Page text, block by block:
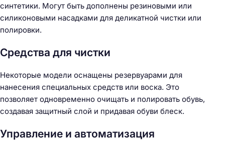
синтетики. Могут быть дополнены резиновыми или
силиконовыми насадками для деликатной чистки или
полировки.
Средства для чистки
Некоторые модели оснащены резервуарами для
нанесения специальных средств или воска. Это
позволяет одновременно очищать и полировать обувь,
создавая защитный слой и придавая обуви блеск.
Управление и автоматизация